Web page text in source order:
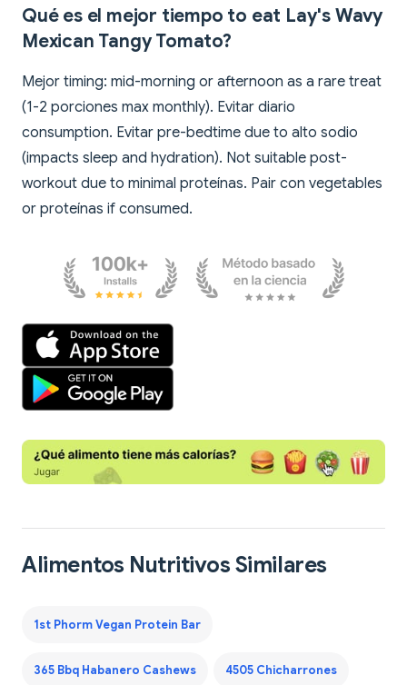
Qué es el mejor tiempo to eat Lay's Wavy
Mexican Tangy Tomato?
Mejor timing: mid-morning or afternoon as a rare treat
(1-2 porciones max monthly). Evitar diario
consumption. Evitar pre-bedtime due to alto sodio
(impacts sleep and hydration). Not suitable post-
workout due to minimal proteínas. Pair con vegetables
or proteínas if consumed.
Alimentos Nutritivos Similares
1st Phorm Vegan Protein Bar
365 Bbq Habanero Cashews 4505 Chicharrones